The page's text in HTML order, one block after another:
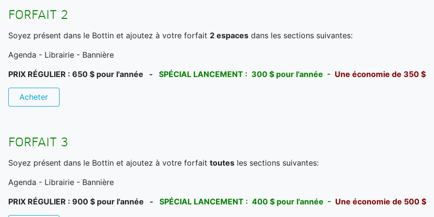
FORFAIT 2
Soyez présent dans le Bottin et ajoutez à votre forfait 2 espaces dans les sections suivantes:
Agenda - Librairie - Bannière
PRIX RÉGULIER : 650 $ pour l'année - SPÉCIAL LANCEMENT : 300 $ pour l'année - Une économie de 350 $
Acheter
FORFAIT 3
Soyez présent dans le Bottin et ajoutez à votre forfait toutes les sections suivantes:
Agenda - Librairie - Bannière
PRIX RÉGULIER : 900 $ pour l'année - SPÉCIAL LANCEMENT : 400 $ pour l'année - Une économie de 500 $